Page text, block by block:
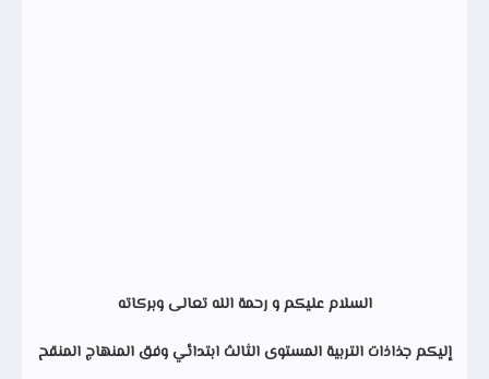
السلام عليكم و رحمة الله تعالى وبركاته
إليكم جذاذات التربية المستوى الثالث ابتدائي وفق المنهاج المنقح